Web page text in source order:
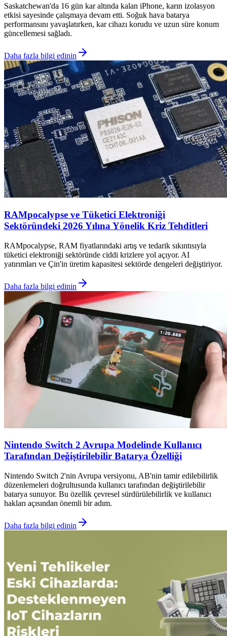
Saskatchewan'da 16 gün kar altında kalan iPhone, karın izolasyon
etkisi sayesinde çalışmaya devam etti. Soğuk hava batarya
performansını yavaşlatırken, kar cihazı korudu ve uzun süre konum
güncellemesi sağladı.
Daha fazla bilgi edinin
RAMpocalypse ve Tüketici Elektroniği
Sektöründeki 2026 Yılına Yönelik Kriz Tehditleri
RAMpocalypse, RAM fiyatlarındaki artış ve tedarik sıkıntısıyla
tüketici elektroniği sektöründe ciddi krizlere yol açıyor. AI
yatırımları ve Çin'in üretim kapasitesi sektörde dengeleri değiştiriyor.
Daha fazla bilgi edinin
Nintendo Switch 2 Avrupa Modelinde Kullanıcı
Tarafından Değiştirilebilir Batarya Özelliği
Nintendo Switch 2'nin Avrupa versiyonu, AB'nin tamir edilebilirlik
düzenlemeleri doğrultusunda kullanıcı tarafından değiştirilebilir
batarya sunuyor. Bu özellik çevresel sürdürülebilirlik ve kullanıcı
hakları açısından önemli bir adım.
Daha fazla bilgi edinin